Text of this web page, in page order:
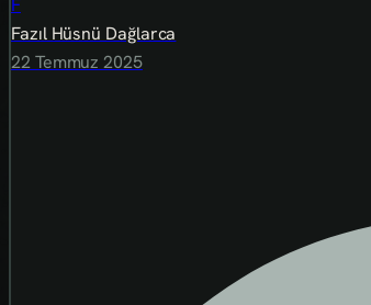
F
Fazıl Hüsnü Dağlarca
22 Temmuz 2025